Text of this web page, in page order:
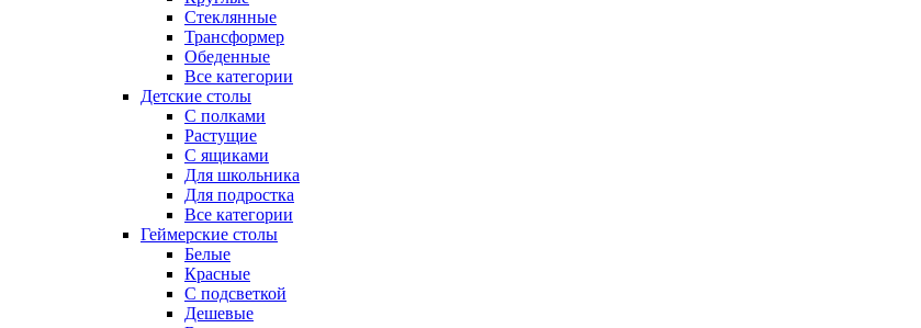
Стеклянные
Трансформер
Обеденные
Все категории
Детские столы
С полками
Растущие
С ящиками
Для школьника
Для подростка
Все категории
Геймерские столы
Белые
Красные
С подсветкой
Дешевые